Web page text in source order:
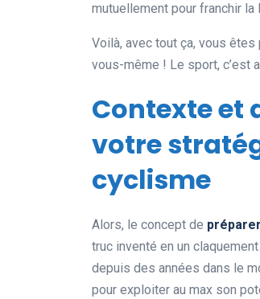
mutuellement pour franchir la
Voilà, avec tout ça, vous êtes
vous-même ! Le sport, c’est
Contexte et
votre
cyclisme
Alors, le concept de
truc inventé en un
depuis des années dans le
pour exploiter au max son